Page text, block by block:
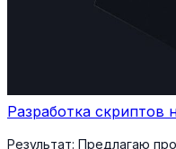
Разработка скриптов
Результат: Предлагаю